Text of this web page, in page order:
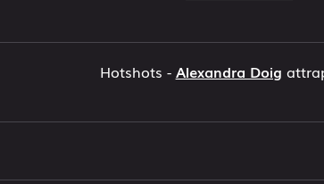
Hotshots - Alexandra Doig